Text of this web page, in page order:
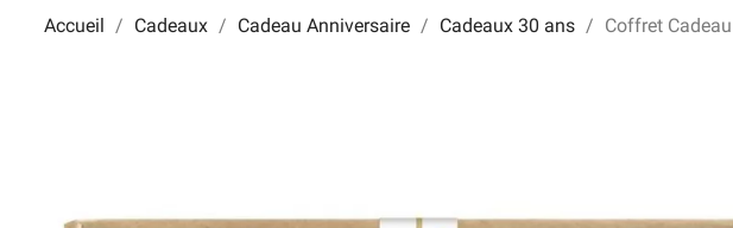
Accueil Cadeaux Cadeau Anniversaire Cadeaux 30 ans Coffret